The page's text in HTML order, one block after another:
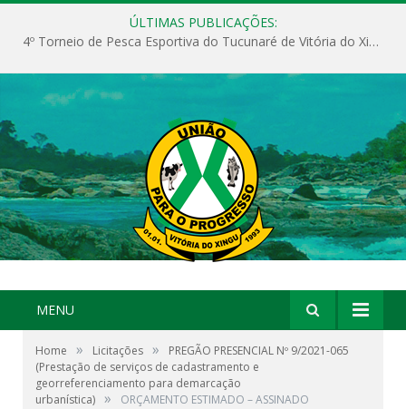
ÚLTIMAS PUBLICAÇÕES:
4º Torneio de Pesca Esportiva do Tucunaré de Vitória do Xingu
MENU
Home » Licitações »
PREGÃO PRESENCIAL Nº 9/2021-065
(Prestação de serviços de cadastramento e
georreferenciamento para demarcação
urbanística) » ORÇAMENTO ESTIMADO – ASSINADO